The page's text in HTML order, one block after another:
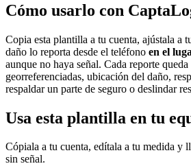
Cómo usarlo con
Copia esta plantilla a tu cuenta, ajústala a
daño lo reporta desde el teléfono en el
aunque no haya señal. Cada reporte
georreferenciadas, ubicación del daño,
respaldar un parte de seguro o deslindar
Usa esta plantilla en tu
Cópiala a tu cuenta, edítala a tu medida y
sin señal.